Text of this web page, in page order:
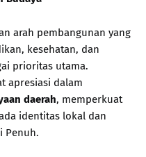
arah pembangunan yang
kesehatan, dan
prioritas utama.
apresiasi dalam
daerah, memperkuat
identitas lokal dan
Penuh.